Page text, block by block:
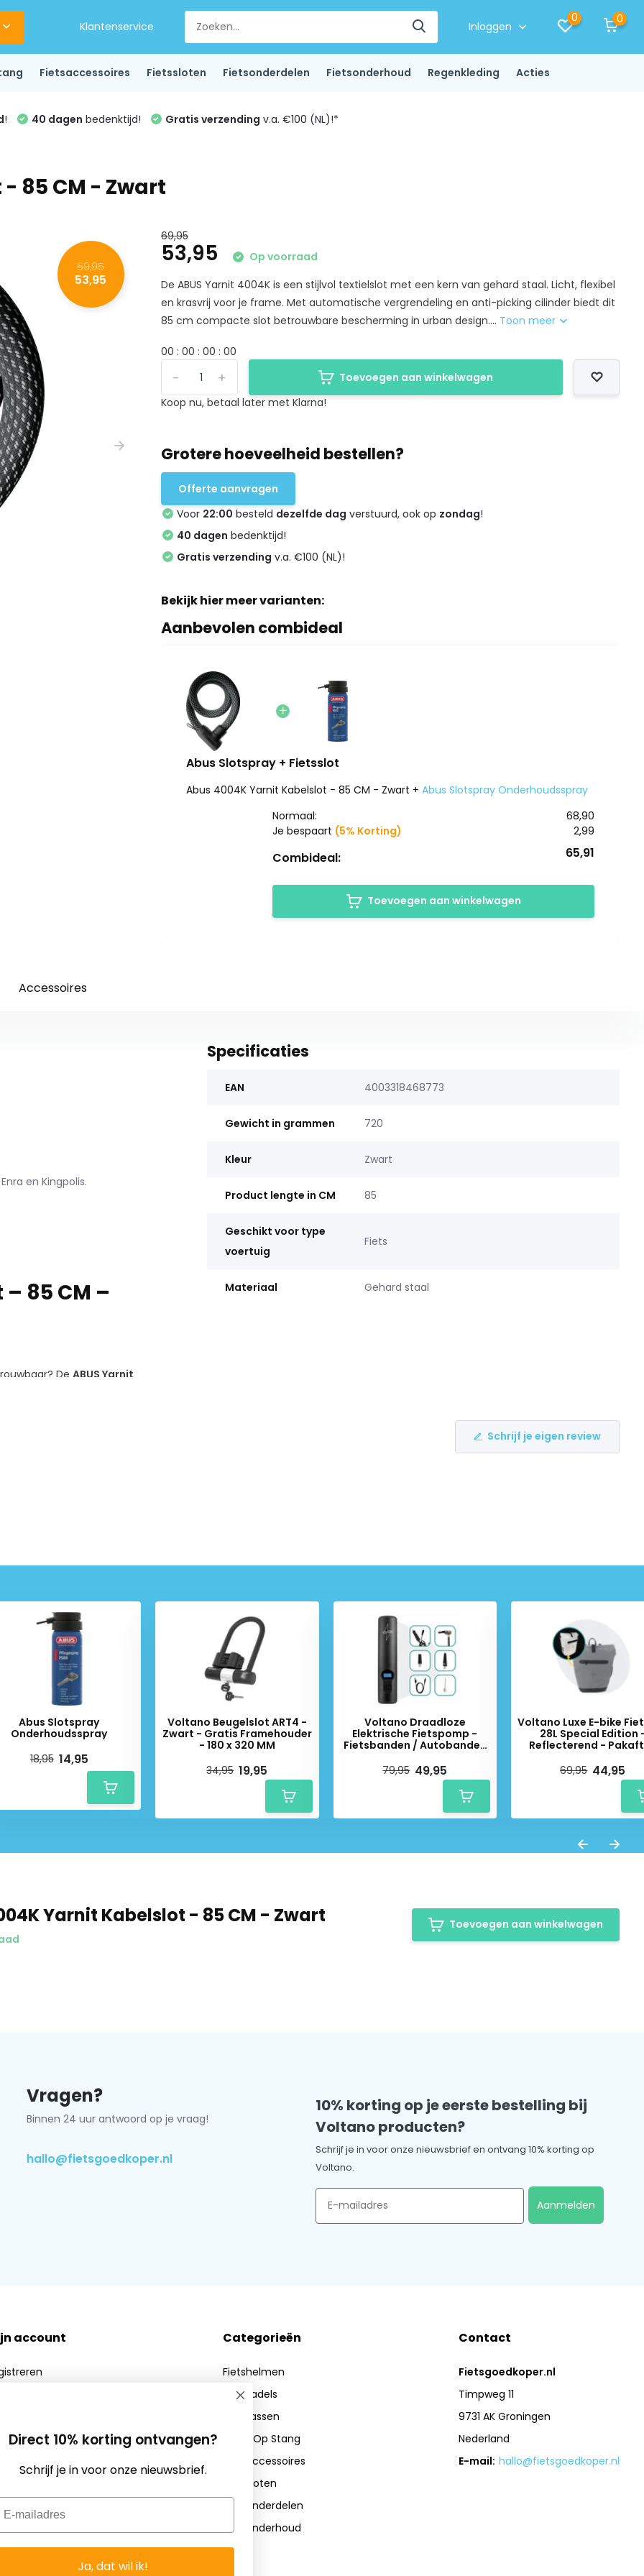
Klantenservice Inloggen
0 0
Fietsaccessoires Fietssloten Fietsonderdelen Fietsonderhoud Regenkleding Acties
! 40 dagen bedenktijd! Gratis verzending v.a. €100 (NL)!*
85 CM - Zwart
69,95
53,95
69,95
53,95
Op voorraad
De ABUS Yarnit 4004K is een stijlvol textielslot met een kern van gehard staal. Licht, flexibel
en krasvrij voor je frame. Met automatische vergrendeling en anti-picking cilinder biedt dit
85 cm compacte slot betrouwbare bescherming in urban design.... Toon meer
00 : 00 : 00 : 00
+
-
Toevoegen aan winkelwagen
Koop nu, betaal later met Klarna!
Grotere hoeveelheid bestellen?
Offerte aanvragen
Voor 22:00 besteld dezelfde dag verstuurd, ook op zondag!
40 dagen bedenktijd!
Gratis verzending v.a. €100 (NL)!
Bekijk hier meer varianten:
Aanbevolen combideal
Abus Slotspray + Fietsslot
Abus 4004K Yarnit Kabelslot - 85 CM - Zwart + Abus Slotspray Onderhoudsspray
Normaal:
68,90
Je bespaart (5% Korting) 2,99
Combideal: 65,91
Toevoegen aan winkelwagen
Accessoires
en Kingpolis.
85 CM –
De ABUS Yarnit
achterlaten.
elke urban fiets
van materialen. De robuuste
waarin ook een
bescherming tegen
voor je lak – geen
nemen
om je fiets vast te zetten,
makkelijk op te bergen in
extra eenvoudig. Je hoeft
bij het op slot zetten.
Specificaties
EAN 4003318468773
Gewicht in grammen 720
Kleur Zwart
Product lengte in CM 85
Geschikt voor type
voertuig
Fiets
Materiaal Gehard staal
Schrijf je eigen review
Abus Slotspray
Onderhoudsspray
18,95 14,95
Voltano Beugelslot ART4 -
Zwart - Gratis Framehouder
- 180 x 320 MM
34,95 19,95
Voltano Draadloze
Elektrische Fietspomp -
Fietsbanden / Autobanden
Luchtcompressor
79,95 49,95
Voltano Luxe E-bike
28L Special Edition
Reflecterend -
Waterdicht
69,95 44,95
Yarnit Kabelslot - 85 CM - Zwart Toevoegen aan winkelwagen
Vragen?
Binnen 24 uur antwoord op je vraag!
hallo@fietsgoedkoper.nl
10% korting op je eerste bestelling bij
Voltano producten?
Schrijf je in voor onze nieuwsbrief en ontvang 10% korting op
Voltano.
Email
Aanmelden
account Categorieën
Fietshelmen
Fietszadels
Fietstassen
Zadel Op Stang
Fietsaccessoires
Fietssloten
Fietsonderdelen
Fietsonderhoud
Contact
Fietsgoedkoper.nl
Timpweg 11
9731 AK Groningen
Nederland
E-mail: hallo@fietsgoedkoper.nl
Direct 10% korting ontvangen?
Schrijf je in voor onze nieuwsbrief.
Ja, dat wil ik!